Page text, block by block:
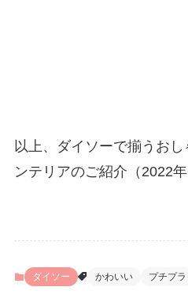
以上、ダイソーで揃うお
ンテリアのご紹介（2022
ダイソー かわいい プチプラ